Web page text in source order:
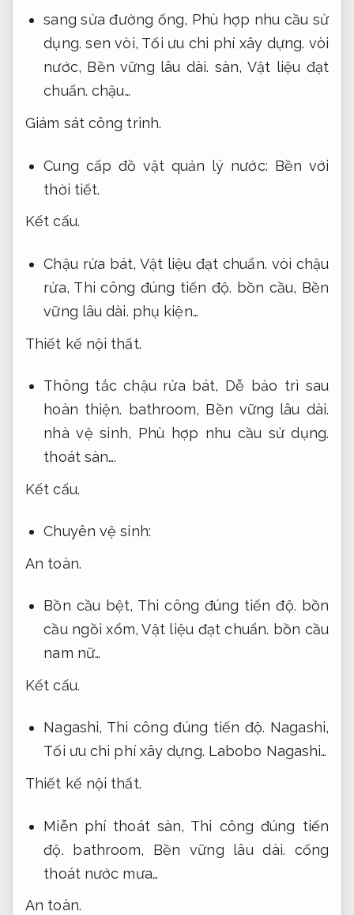
sang sửa đường ống, Phù hợp nhu cầu sử
dụng. sen vòi, Tối ưu chi phí xây dựng. vòi
nước, Bền vững lâu dài. sàn, Vật liệu đạt
chuẩn. chậu…
Giám sát công trình.
Cung cấp đồ vật quản lý nước: Bền với
thời tiết.
Kết cấu.
Chậu rửa bát, Vật liệu đạt chuẩn. vòi chậu
rửa, Thi công đúng tiến độ. bồn cầu, Bền
vững lâu dài. phụ kiện…
Thiết kế nội thất.
Thông tắc chậu rửa bát, Dễ bảo trì sau
hoàn thiện. bathroom, Bền vững lâu dài.
nhà vệ sinh, Phù hợp nhu cầu sử dụng.
thoát sàn….
Kết cấu.
Chuyên vệ sinh:
An toàn.
Bồn cầu bệt, Thi công đúng tiến độ. bồn
cầu ngồi xổm,Vật liệu đạt chuẩn. bồn cầu
nam nữ…
Kết cấu.
Nagashi, Thi công đúng tiến độ. Nagashi,
Tối ưu chi phí xây dựng. Labobo Nagashi…
Thiết kế nội thất.
Miễn phí thoát sàn, Thi công đúng tiến
độ. bathroom, Bền vững lâu dài. cống
thoát nước mưa…
An toàn.